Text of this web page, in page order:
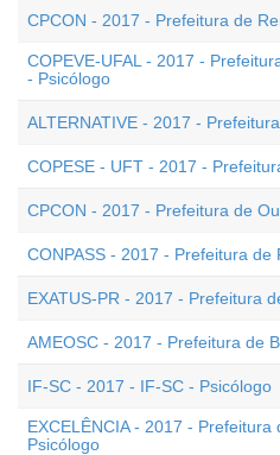
CPCON - 2017 - Prefeitura de
COPEVE-UFAL - 2017 -
- Psicólogo
ALTERNATIVE - 2017 -
COPESE - UFT - 2017 -
CPCON - 2017 - Prefeitura de
CONPASS - 2017 - Prefeitura de
EXATUS-PR - 2017 - Prefeitura
AMEOSC - 2017 - Prefeitura de
IF-SC - 2017 - IF-SC - Psicólogo
EXCELÊNCIA - 2017 -
Psicólogo